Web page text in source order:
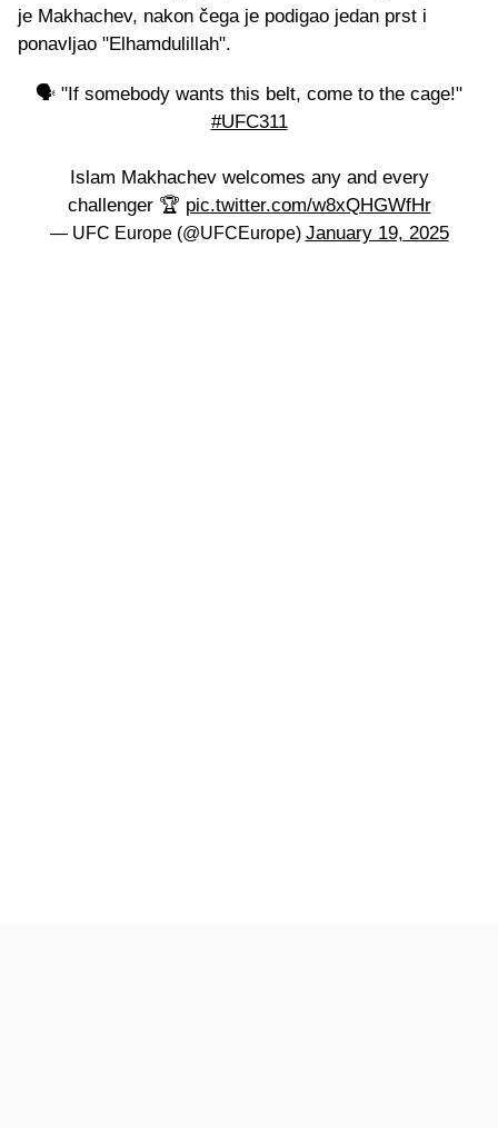
je Makhachev, nakon čega je podigao jedan prst i
ponavljao "Elhamdulillah".
🗣️ "If somebody wants this belt, come to the cage!"
#UFC311
Islam Makhachev welcomes any and every
challenger 🏆 pic.twitter.com/w8xQHGWfHr
— UFC Europe (@UFCEurope) January 19, 2025